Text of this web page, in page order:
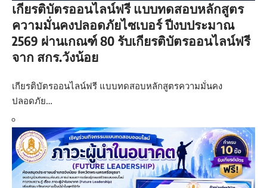
เกียรติบัตรออนไลน์ฟรี แบบทดสอบหลักสูตร
ความมั่นคงปลอดภัยไซเบอร์ ปีงบประมาณ
2569 ผ่านเกณฑ์ 80 รับเกียรติบัตรออนไลน์ฟรี
จาก สกร.วังน้อย
เกียรติบัตรออนไลน์ฟรี แบบทดสอบหลักสูตรความมั่นคง
ปลอดภัย…